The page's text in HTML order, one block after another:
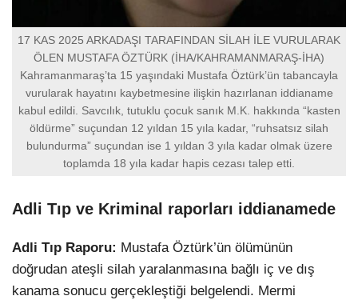
17 KAS 2025 ARKADAŞI TARAFINDAN SİLAH İLE VURULARAK
ÖLEN MUSTAFA ÖZTÜRK (İHA/KAHRAMANMARAŞ-İHA)
Kahramanmaraş’ta 15 yaşındaki Mustafa Öztürk’ün tabancayla
vurularak hayatını kaybetmesine ilişkin hazırlanan iddianame
kabul edildi. Savcılık, tutuklu çocuk sanık M.K. hakkında “kasten
öldürme” suçundan 12 yıldan 15 yıla kadar, “ruhsatsız silah
bulundurma” suçundan ise 1 yıldan 3 yıla kadar olmak üzere
toplamda 18 yıla kadar hapis cezası talep etti.
Adli Tıp ve Kriminal raporları iddianamede
Adli Tıp Raporu: Mustafa Öztürk’ün ölümünün
doğrudan ateşli silah yaralanmasına bağlı iç ve dış
kanama sonucu gerçekleştiği belgelendi. Mermi